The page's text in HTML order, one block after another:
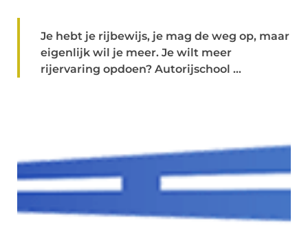
Je hebt je rijbewijs, je mag de weg op, maar
eigenlijk wil je meer. Je wilt meer
rijervaring opdoen? Autorijschool ...